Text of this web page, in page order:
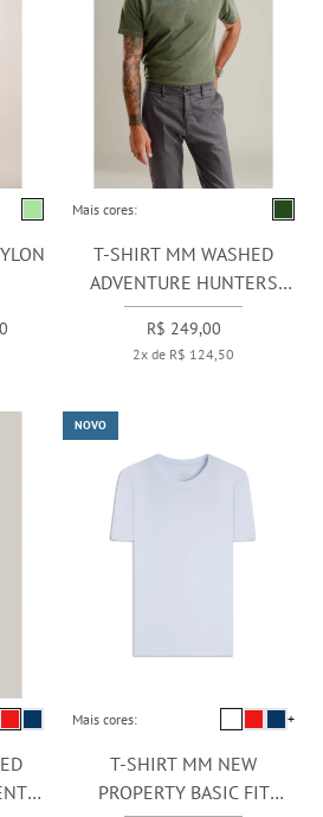
Mais cores:
T-SHIRT MM WASHED
ADVENTURE HUNTERS
FLORESTA
R$ 249,00
2x de R$ 124,50
Mais cores: +
T-SHIRT MM NEW
PROPERTY BASIC FIT
NOVO